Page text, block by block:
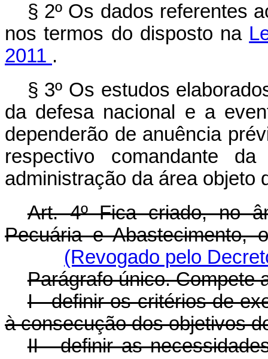
§ 2º Os dados referentes
nos termos do disposto na
2011 .
§ 3º Os estudos
da defesa nacional e a
dependerão de anuência
respectivo comandante
administração da área objeto
Art. 4º Fica criado, no
Pecuária e Abastecimento,
(Revogado pelo
Parágrafo único. Compete
I - definir os critérios de
à consecução dos objetivos
II - definir as